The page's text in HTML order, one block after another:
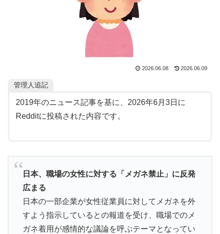
【衝撃】韓国人「エボシ御前の声の人、若い頃がこれか
外国人「俺達が見かけたヤバすぎる髪型を集めてみたｗ
▶ 韓国人「韓国サッカー協会の性接待報道、海外でも大騒
ぎに・・・2002年W杯4強の記録取り消しの声も」
→「マジで国の恥だ」「2002年まで疑う価値がある」
▶ 海外「日本はさすが過ぎるｗ」 日本は野生動物の喧嘩
▶ 「1個9,983キロカロリー、成人が4〜5日かけて食べる
量」店名は『心臓発作グリル』、そこで本当に心臓発作
が起きた日
外国人「日本の未来は安泰だ」16歳MF三井寺眞、衝撃
2026.06.08 2026.06.09
管理人追記
2019年のニュース記事を基に、2026年6月3日に
Redditに投稿された内容です。
日本、職場の女性に対する「メガネ禁止」に反発
広まる
日本の一部企業が女性従業員に対してメガネを外
すよう指示しているとの報道を受け、職場でのメ
ガネ着用が感情的な議論を呼ぶテーマとなってい